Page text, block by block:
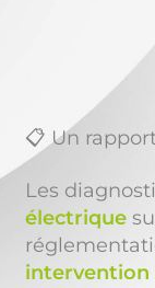
📋 Un
Les
électrique
intervention